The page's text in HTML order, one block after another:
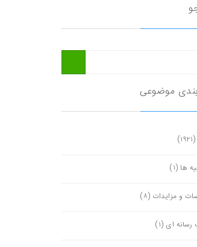
موضوعی
(١٩٢١)
ها (١)
و مزایدات (٨)
رسانه ای (١)